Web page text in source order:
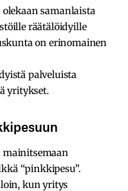
olekaan samanlaista
räätälöidyille
on erinomainen
palveluista
yritykset.
mainitsemaan
“pinkkipesu”.
kun yritys